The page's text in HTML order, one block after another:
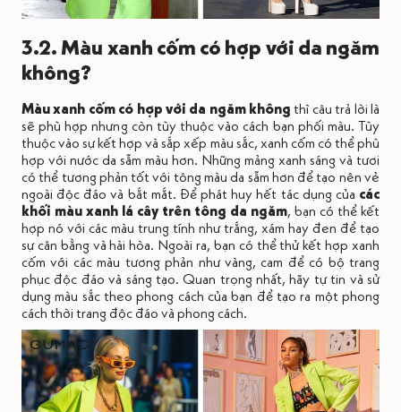
3.2. Màu xanh cốm có hợp với da ngăm
không?
Màu xanh cốm có hợp với da ngăm không thì câu trả lời là
sẽ phù hợp nhưng còn tùy thuộc vào cách bạn phối màu. Tùy
thuộc vào sự kết hợp và sắp xếp màu sắc, xanh cốm có thể phù
hợp với nước da sẫm màu hơn. Những mảng xanh sáng và tươi
có thể tương phản tốt với tông màu da sẫm hơn để tạo nên vẻ
ngoài độc đáo và bắt mắt. Để phát huy hết tác dụng của các
khối màu xanh lá cây trên tông da ngăm, bạn có thể kết
hợp nó với các màu trung tính như trắng, xám hay đen để tạo
sự cân bằng và hài hòa. Ngoài ra, bạn có thể thử kết hợp xanh
cốm với các màu tương phản như vàng, cam để có bộ trang
phục độc đáo và sáng tạo. Quan trọng nhất, hãy tự tin và sử
dụng màu sắc theo phong cách của bạn để tạo ra một phong
cách thời trang độc đáo và phong cách.